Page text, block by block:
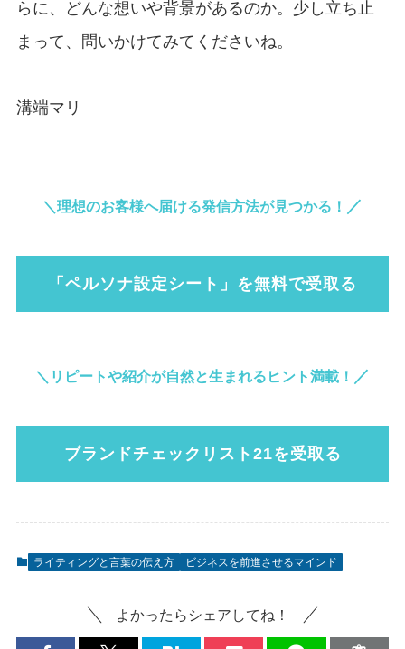
らに、どんな想いや背景があるのか。少し立ち止
まって、問いかけてみてくださいね。
溝端マリ
＼ 理想のお客様へ届ける発信方法が見つかる！ ／
「ペルソナ設定シート」を無料で受取る
＼リピートや紹介が自然と生まれるヒント満載！ ／
ブランドチェックリスト21を受取る
ライティングと言葉の伝え方 ビジネスを前進させるマインド
よかったらシェアしてね！